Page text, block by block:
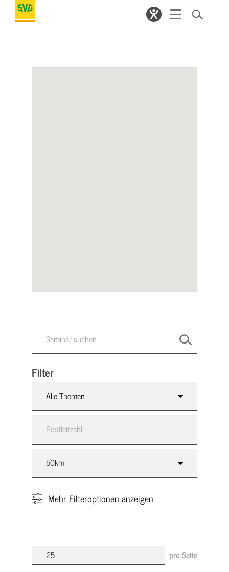
Filter
Alle Themen
Mehr Filteroptionen anzeigen
pro Seite